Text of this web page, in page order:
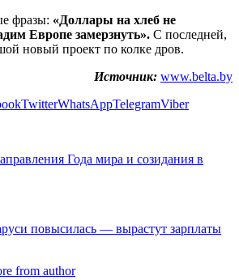
фразы: «Доллары на хлеб не
Европе замерзнуть». С последней,
новый проект по колке дров.
Источник: www.belta.by
TwitterWhatsAppTelegramViber
Года мира и созидания в
повысилась — вырастут зарплаты
from author